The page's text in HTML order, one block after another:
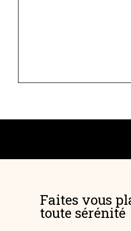
Faites vous
toute sérénité